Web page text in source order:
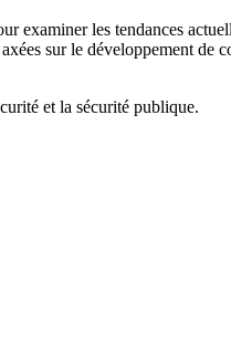
examiner les tendances
sur le développement de
et la sécurité publique.